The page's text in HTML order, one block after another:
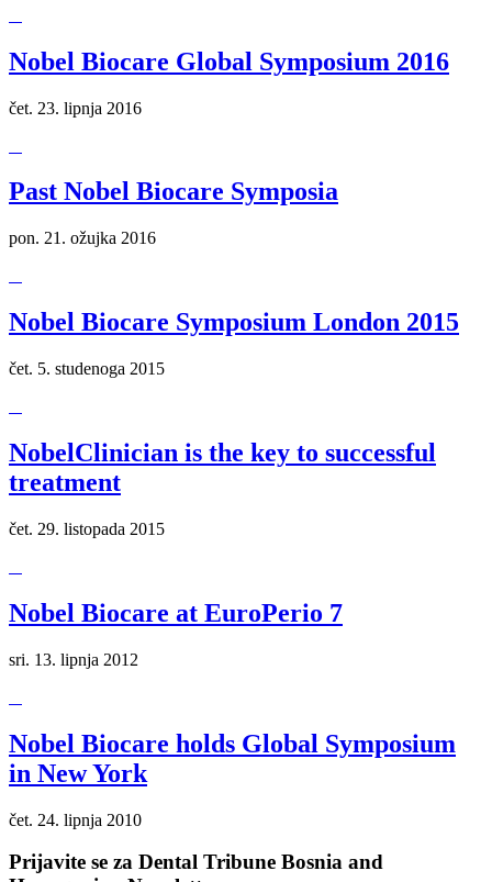
Nobel Biocare Global Symposium 2016
čet. 23. lipnja 2016
Past Nobel Biocare Symposia
pon. 21. ožujka 2016
Nobel Biocare Symposium London 2015
čet. 5. studenoga 2015
NobelClinician is the key to successful
treatment
čet. 29. listopada 2015
Nobel Biocare at EuroPerio 7
sri. 13. lipnja 2012
Nobel Biocare holds Global Symposium
in New York
čet. 24. lipnja 2010
Prijavite se za Dental Tribune Bosnia and